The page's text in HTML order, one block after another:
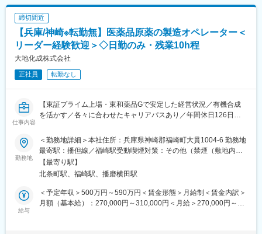
変更の範囲：会社の定める業務全般
研究者、研究機関と積極的に連携し、製薬企業としてこの領域で
世界をリードできるよう精力的に研究開発活動に取り組んでいま
す。細胞・組織が不可逆的に失われる疾患・傷害に対しては再生
医療でしか治療・回復が望めないものがあり、社会的意義も大き
く、やりがいのある仕事です
再生医療の実用化においては投与手技の開発が大きな課題であ
り、専用デバイス（投与針や注入器、投与媒体、カプセル等）を
含めた投与法全体を大動物を用いて検討・確立していくことが不
可欠です。非臨床CRO（Contract Research Organization）や社
外のKOL（執刀医）と協働し、本業務をリーダーとして推進して
実用化に近いところで、非臨床研究と臨床試験との境界領域を繋
ぎ、再生医療の全体像を見ながら、開発研究を推進することが可
能です。高名な臨床医をはじめとするKOLと議論を行うことで臨
床開発に関する深い知識を得ることができます。
さまざまなバックグラウンドを持つ専門性の高い研究者が在籍し
ており、互いの知識や経験を尊重し合いながら、年次や役職にと
締切間近
【兵庫/神崎※転勤無】医薬品原薬の製造オペレーター＜
リーダー経験歓迎＞◇日勤のみ・残業10h程
大地化成株式会社
正社員 転勤なし
仕事内容
【東証プライム上場・東和薬品Gで安定した経営状況／有機合成
を活かす／各々に合わせたキャリアパスあり／年間休日126日／
■業務内容：
当社工場の製造スタッフとして医薬品原薬の製造オペレーター業
務をお任せします。まずは製造を担当し、慣れれば手順書改定や
機器の点検なども発生します。
＜メイン業務＞
・5,6人のチームで、製造工程を分担します
・各工程（仕込み～反応・結晶化～ろ過～乾燥）における機器の
勤務地
＜勤務地詳細＞本社住所：兵庫県神崎郡福崎町大貫1004-6 勤務地
最寄駅：播但線／福崎駅受動喫煙対策：その他（禁煙（敷地内／
屋内））変更の範囲：会社の定める事業所
【最寄り駅】
北条町駅、福崎駅、播磨横田駅
給与
＜予定年収＞500万円～590万円＜賃金形態＞月給制＜賃金内訳＞
月額（基本給）：270,000円～310,000円＜月給＞270,000円～